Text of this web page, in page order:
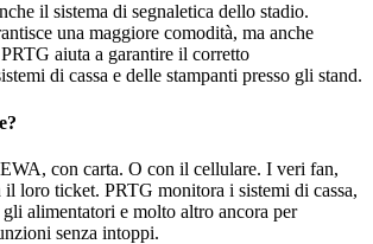
il sistema di segnaletica dello stadio.
una maggiore comodità, ma anche
aiuta a garantire il corretto
di cassa e delle stampanti presso gli stand.
con carta. O con il cellulare. I veri fan,
il loro ticket. PRTG monitora i sistemi di cassa,
alimentatori e molto altro ancora per
senza intoppi.